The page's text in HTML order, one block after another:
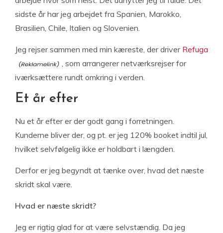
sidste år har jeg arbejdet fra Spanien, Marokko,
Brasilien, Chile, Italien og Slovenien.
Jeg rejser sammen med min kæreste, der driver Refuga
, som arrangerer netværksrejser for
iværksættere rundt omkring i verden.
Et år efter
Nu et år efter er der godt gang i forretningen.
Kunderne bliver der, og pt. er jeg 120% booket indtil jul,
hvilket selvfølgelig ikke er holdbart i længden.
Derfor er jeg begyndt at tænke over, hvad det næste
skridt skal være.
Hvad er næste skridt?
Jeg er rigtig glad for at være selvstændig. Da jeg